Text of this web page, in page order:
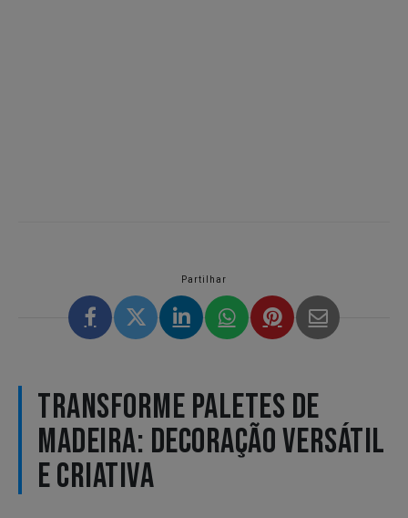
Partilhar
TRANSFORME PALETES DE
MADEIRA: DECORAÇÃO VERSÁTIL
E CRIATIVA